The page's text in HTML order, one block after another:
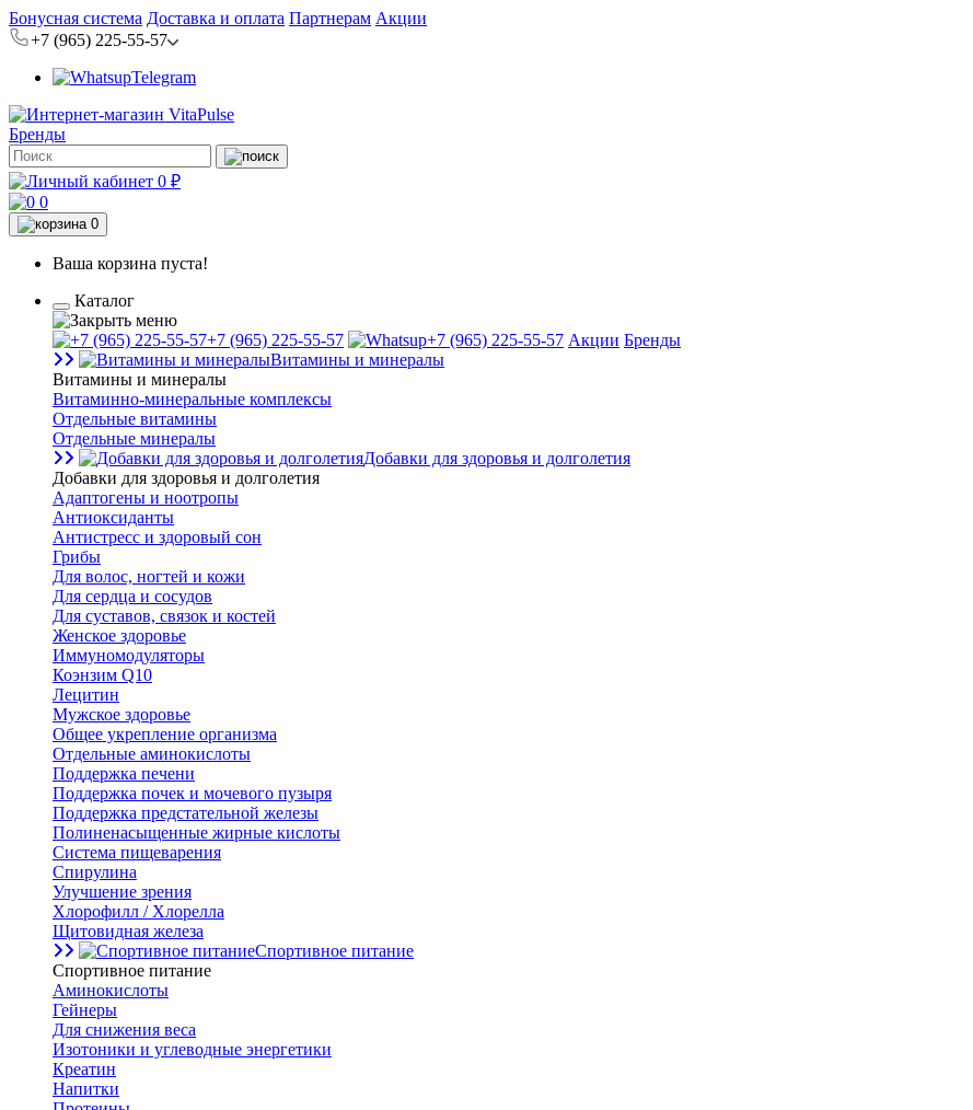
Бонусная система Доставка и оплата Партнерам Акции
+7 (965) 225-55-57
Telegram
Бренды
0 ₽
0
0
Ваша корзина пуста!
Каталог
+7 (965) 225-55-57 +7 (965) 225-55-57 Акции Бренды
Витамины и минералы
Витамины и минералы
Витаминно-минеральные комплексы
Отдельные витамины
Отдельные минералы
Добавки для здоровья и долголетия
Добавки для здоровья и долголетия
Адаптогены и ноотропы
Антиоксиданты
Антистресс и здоровый сон
Грибы
Для волос, ногтей и кожи
Для сердца и сосудов
Для суставов, связок и костей
Женское здоровье
Иммуномодуляторы
Коэнзим Q10
Лецитин
Мужское здоровье
Общее укрепление организма
Отдельные аминокислоты
Поддержка печени
Поддержка почек и мочевого пузыря
Поддержка предстательной железы
Полиненасыщенные жирные кислоты
Система пищеварения
Спирулина
Улучшение зрения
Хлорофилл / Хлорелла
Щитовидная железа
Спортивное питание
Спортивное питание
Аминокислоты
Гейнеры
Для снижения веса
Изотоники и углеводные энергетики
Креатин
Напитки